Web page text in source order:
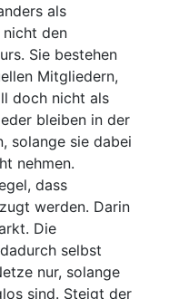
als
nicht den
Sie bestehen
Mitgliedern,
doch nicht als
bleiben in der
solange sie dabei
nehmen.
dass
werden. Darin
Die
selbst
nur, solange
sind. Steigt der